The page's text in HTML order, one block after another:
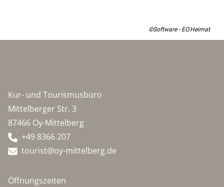
©Software - EO.Heimat
Kur- und Tourismusbüro
Mittelberger Str. 3
87466 Oy-Mittelberg
+49 8366 207
tourist@oy-mittelberg.de
Öffnungszeiten